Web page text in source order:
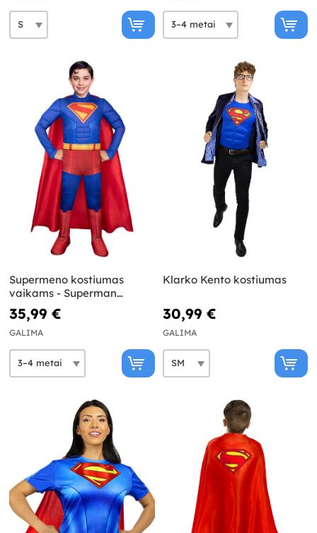
Supermeno kostiumas
vaikams - Superman
Legacy
35,99 €
GALIMA
Klarko Kento kostiumas
30,99 €
GALIMA